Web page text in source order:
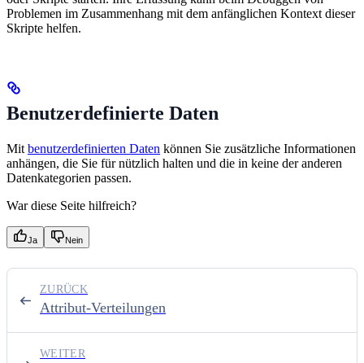
Problemen im Zusammenhang mit dem anfänglichen Kontext dieser
Skripte helfen.
Benutzerdefinierte Daten
Mit benutzerdefinierten Daten können Sie zusätzliche Informationen
anhängen, die Sie für nützlich halten und die in keine der anderen
Datenkategorien passen.
War diese Seite hilfreich?
Ja Nein
Attribut-Verteilungen
ZURÜCK
WEITER